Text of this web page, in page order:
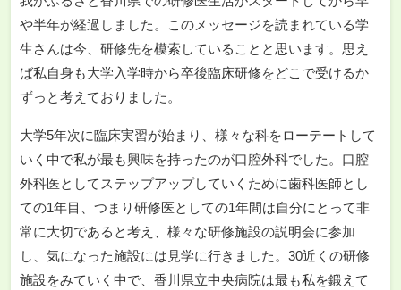
や半年が経過しました。このメッセージを読まれている学
生さんは今、研修先を模索していることと思います。思え
ば私自身も大学入学時から卒後臨床研修をどこで受けるか
ずっと考えておりました。
大学5年次に臨床実習が始まり、様々な科をローテートして
いく中で私が最も興味を持ったのが口腔外科でした。口腔
外科医としてステップアップしていくために歯科医師とし
ての1年目、つまり研修医としての1年間は自分にとって非
常に大切であると考え、様々な研修施設の説明会に参加
し、気になった施設には見学に行きました。30近くの研修
施設をみていく中で、香川県立中央病院は最も私を鍛えて